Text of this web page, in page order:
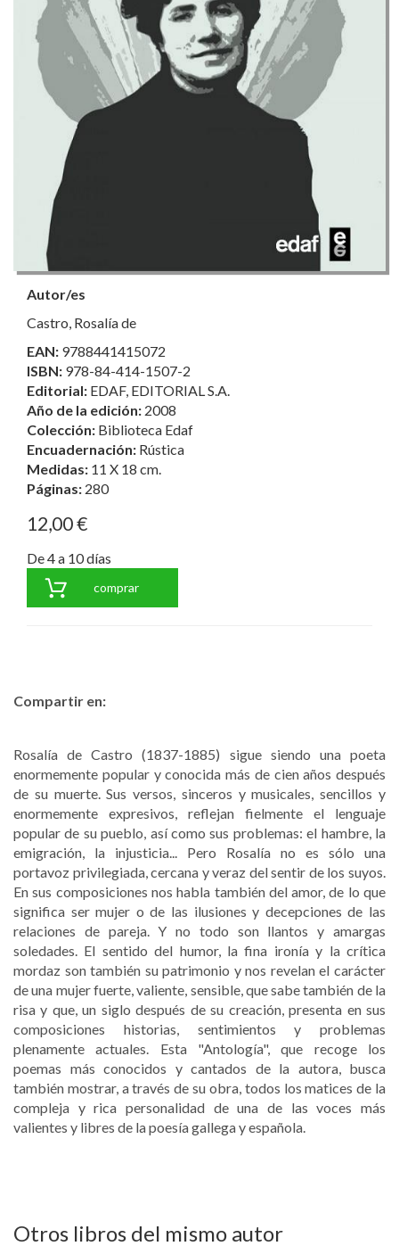
Autor/es
Castro, Rosalía de
EAN: 9788441415072
ISBN: 978-84-414-1507-2
Editorial: EDAF, EDITORIAL S.A.
Año de la edición: 2008
Colección: Biblioteca Edaf
Encuadernación: Rústica
Medidas: 11 X 18 cm.
Páginas: 280
12,00 €
De 4 a 10 días
comprar
Compartir en:
Rosalía de Castro (1837-1885) sigue siendo una poeta
enormemente popular y conocida más de cien años después
de su muerte. Sus versos, sinceros y musicales, sencillos y
enormemente expresivos, reflejan fielmente el lenguaje
popular de su pueblo, así como sus problemas: el hambre, la
emigración, la injusticia... Pero Rosalía no es sólo una
portavoz privilegiada, cercana y veraz del sentir de los suyos.
En sus composiciones nos habla también del amor, de lo que
significa ser mujer o de las ilusiones y decepciones de las
relaciones de pareja. Y no todo son llantos y amargas
soledades. El sentido del humor, la fina ironía y la crítica
mordaz son también su patrimonio y nos revelan el carácter
de una mujer fuerte, valiente, sensible, que sabe también de la
risa y que, un siglo después de su creación, presenta en sus
composiciones historias, sentimientos y problemas
plenamente actuales. Esta "Antología", que recoge los
poemas más conocidos y cantados de la autora, busca
también mostrar, a través de su obra, todos los matices de la
compleja y rica personalidad de una de las voces más
valientes y libres de la poesía gallega y española.
Otros libros del mismo autor